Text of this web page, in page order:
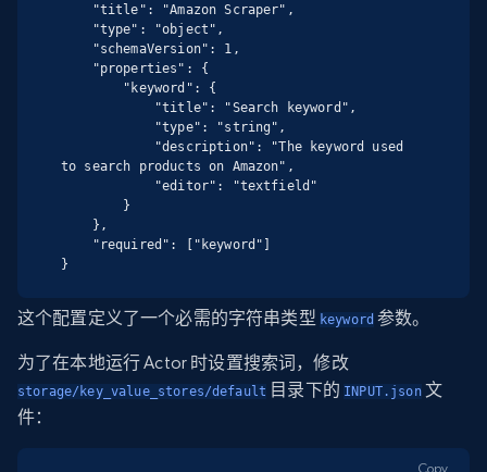
to search products on Amazon",
}
这个配置定义了一个必需的字符串类型 keyword 参数。
为了在本地运行 Actor 时设置搜索词，修改
storage/key_value_stores/default 目录下的 INPUT.json文
件：
Copy